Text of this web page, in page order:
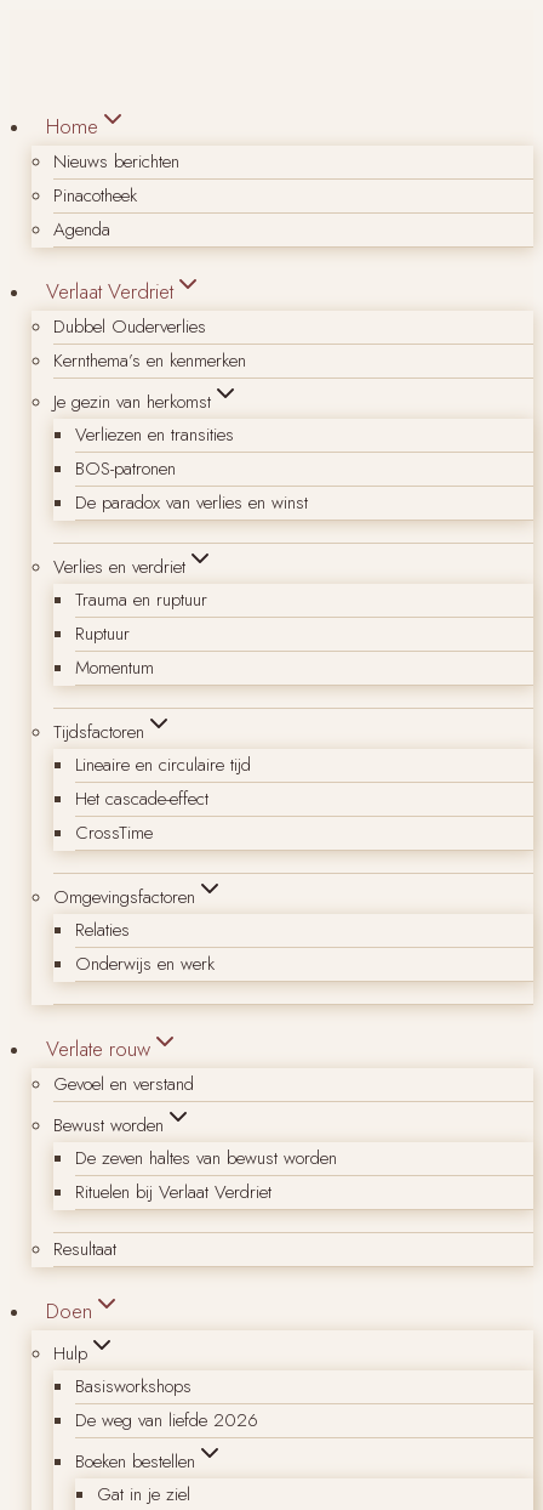
Home
Nieuws berichten
Pinacotheek
Agenda
Verlaat Verdriet
Dubbel Ouderverlies
Kernthema’s en kenmerken
Je gezin van herkomst
Verliezen en transities
BOS-patronen
De paradox van verlies en winst
Verlies en verdriet
Trauma en ruptuur
Ruptuur
Momentum
Tijdsfactoren
Lineaire en circulaire tijd
Het cascade-effect
CrossTime
Omgevingsfactoren
Relaties
Onderwijs en werk
Verlate rouw
Gevoel en verstand
Bewust worden
De zeven haltes van bewust worden
Rituelen bij Verlaat Verdriet
Resultaat
Doen
Hulp
Basisworkshops
De weg van liefde 2026
Boeken bestellen
Gat in je ziel